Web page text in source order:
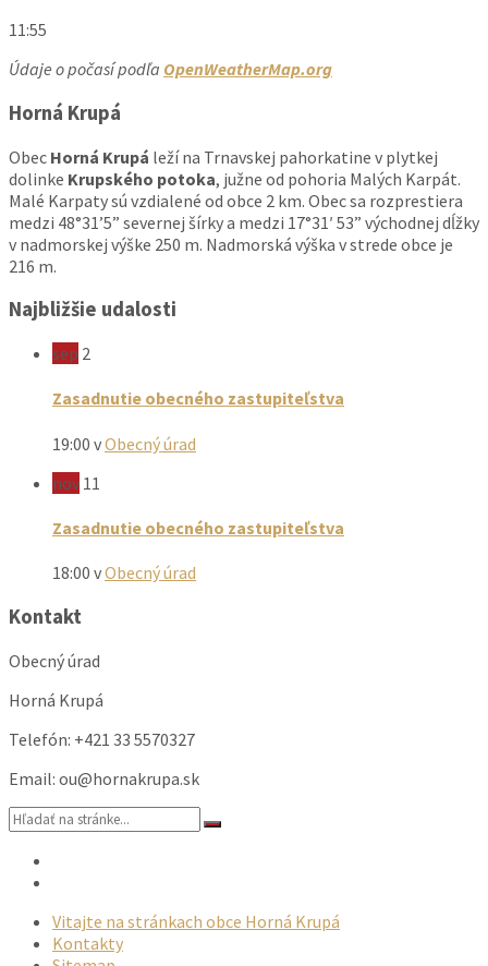
11:55
Údaje o počasí podľa OpenWeatherMap.org
Horná Krupá
Obec Horná Krupá leží na Trnavskej pahorkatine v plytkej
dolinke Krupského potoka, južne od pohoria Malých Karpát.
Malé Karpaty sú vzdialené od obce 2 km. Obec sa rozprestiera
medzi 48°31’5” severnej šírky a medzi 17°31′ 53” východnej dĺžky
v nadmorskej výške 250 m. Nadmorská výška v strede obce je
216 m.
Najbližšie udalosti
sep 2
Zasadnutie obecného zastupiteľstva
19:00 vObecný úrad
nov 11
Zasadnutie obecného zastupiteľstva
18:00 vObecný úrad
Kontakt
Obecný úrad
Horná Krupá
Telefón: +421 33 5570327
Email: ou@hornakrupa.sk
Vyhľadávanie:
Vitajte na stránkach obce Horná Krupá
Kontakty